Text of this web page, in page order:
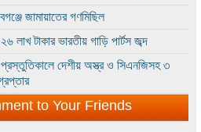
জামায়াতের গণমিছিল
লাখ টাকার ভারতীয় গাড়ি পার্টস জব্দ
প্রস্তুতিকালে দেশীয় অস্ত্র ও সিএনজিসহ ৩
to Your Friends